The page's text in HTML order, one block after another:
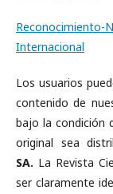
Internacional
Los usuarios
contenido de
bajo la condición
original sea
SA. La Revista
ser claramente